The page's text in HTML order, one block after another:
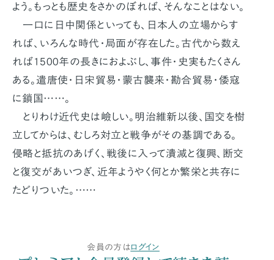
よう。もっとも歴史をさかのぼれば、そんなことはない。
一口に日中関係といっても、日本人の立場からす
れば、いろんな時代・局面が存在した。古代から数え
れば1500年の長きにおよぶし、事件・史実もたくさん
ある。遣唐使・日宋貿易・蒙古襲来・勘合貿易・倭寇
に鎖国……。
とりわけ近代史は嶮しい。明治維新以後、国交を樹
立してからは、むしろ対立と戦争がその基調である。
侵略と抵抗のあげく、戦後に入って潰滅と復興、断交
と復交があいつぎ、近年ようやく何とか繁栄と共存に
たどりついた。……
会員の方はログイン